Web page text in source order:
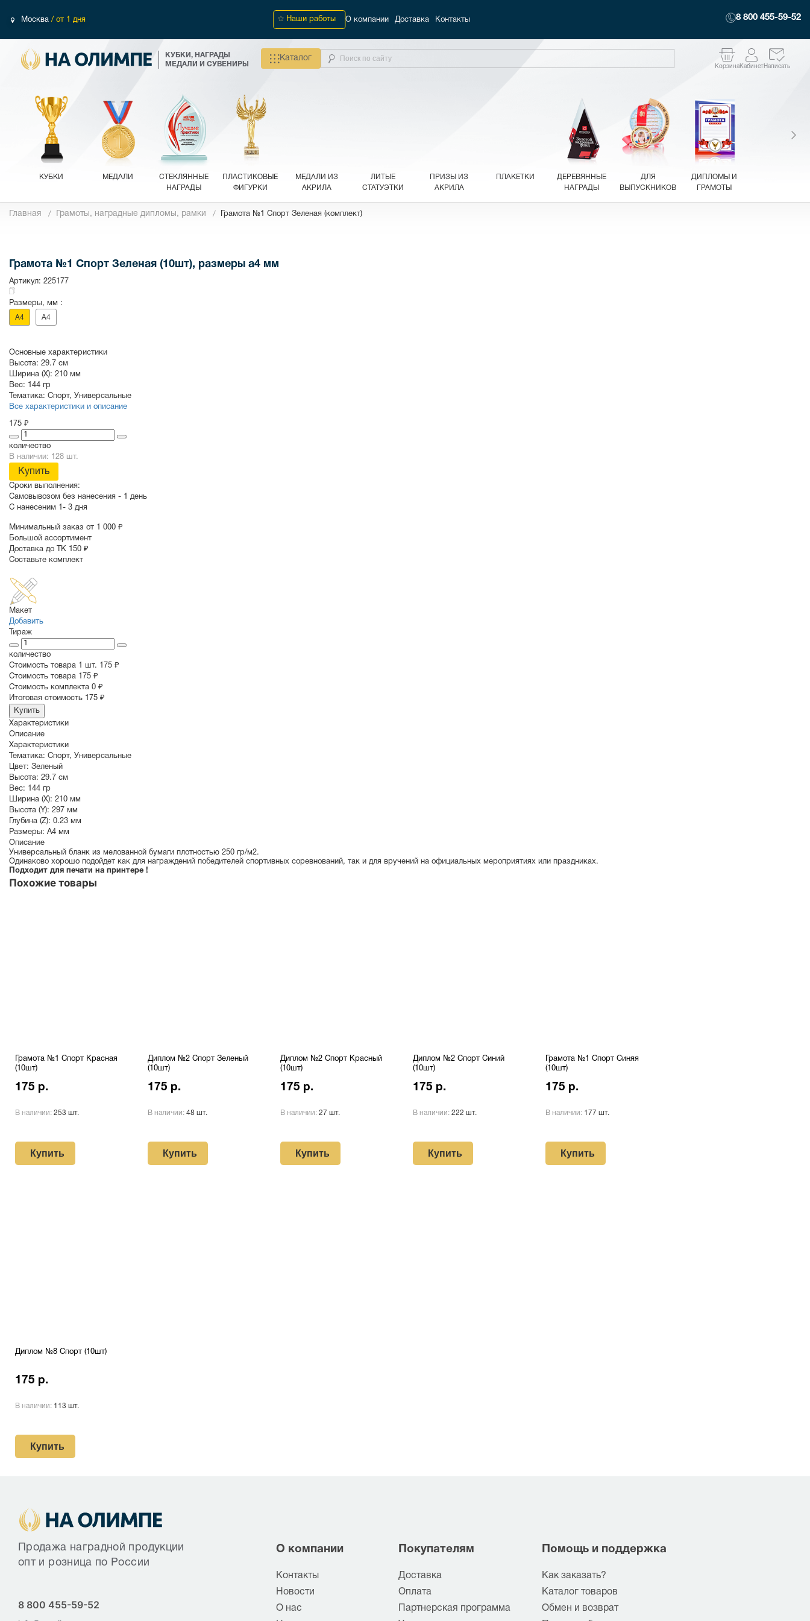
Москва / от 1 дня Наши работы О компании Доставка Контакты 8 800 455-59-52
КУБКИ, НАГРАДЫ
МЕДАЛИ И СУВЕНИРЫ
Каталог
КорзинаКабинетНаписать
КУБКИ МЕДАЛИ
СТЕКЛЯННЫЕ
НАГРАДЫ
ПЛАСТИКОВЫЕ
ФИГУРКИ
МЕДАЛИ ИЗ
АКРИЛА
ЛИТЫЕ
СТАТУЭТКИ
ПРИЗЫ ИЗ
АКРИЛА
ПЛАКЕТКИ
ДЕРЕВЯННЫЕ
НАГРАДЫ
ДЛЯ
ВЫПУСКНИКОВ
ДИПЛОМЫ И
ГРАМОТЫ
СУВЕНИРЫ
Главная Грамоты, наградные дипломы, рамки Грамота №1 Спорт Зеленая (комплект)
Грамота №1 Спорт Зеленая (10шт), размеры a4 мм
Артикул: 225177
Размеры, мм :
A4 A4
Основные характеристики
Высота: 29.7 см
Ширина (X): 210 мм
Вес: 144 гр
Тематика: Спорт, Универсальные
Все характеристики и описание
175 ₽
количество
В наличии: 128 шт.
Купить
Сроки выполнения:
Самовывозом без нанесения - 1 день
С нанесеним 1- 3 дня
Минимальный заказ от 1 000 ₽
Большой ассортимент
Доставка до ТК 150 ₽
Составьте комплект
Макет
Добавить
Тираж
количество
Стоимость товара 1 шт. 175 ₽
Cтоимость товара 175 ₽
Стоимость комплекта 0 ₽
Итоговая стоимость 175 ₽
Купить
Характеристики
Описание
Характеристики
Тематика: Спорт, Универсальные
Цвет: Зеленый
Высота: 29.7 см
Вес: 144 гр
Ширина (X): 210 мм
Высота (Y): 297 мм
Глубина (Z): 0.23 мм
Размеры: A4 мм
Описание
Универсальный бланк из мелованной бумаги плотностью 250 гр/м2.
Одинаково хорошо подойдет как для награждений победителей спортивных соревнований, так и для вручений на официальных мероприятиях или праздниках.
Подходит для печати на принтере !
Похожие товары
Грамота №1 Спорт Красная
(10шт)
175 р.
В наличии: 253 шт.
Купить
Диплом №2 Спорт Зеленый
(10шт)
175 р.
В наличии: 48 шт.
Купить
Диплом №2 Спорт Красный
(10шт)
175 р.
В наличии: 27 шт.
Купить
Диплом №2 Спорт Синий
(10шт)
175 р.
В наличии: 222 шт.
Купить
Грамота №1 Спорт Синяя
(10шт)
175 р.
В наличии: 177 шт.
Купить
Диплом №8 Спорт (10шт)
175 р.
В наличии: 113 шт.
Купить
Продажа наградной продукции
опт и розница по России
8 800 455-59-52
О компании
Контакты
Новости
О нас
Покупателям
Доставка
Оплата
Партнерская программа
Помощь и поддержка
Как заказать?
Каталог товаров
Обмен и возврат